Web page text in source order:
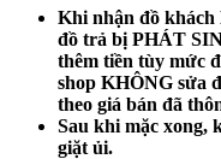
Khi nhận đồ khách
đồ trả bị PHÁT
thêm tiền tùy mức
shop KHÔNG sửa
theo giá bán đã
Sau khi mặc xong,
giặt ủi.